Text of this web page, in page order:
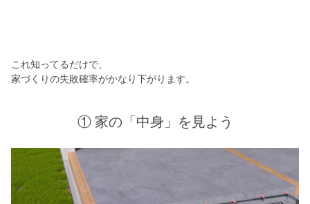
これ知ってるだけで、
家づくりの失敗確率がかなり下がります。
① 家の「中身」を見よう